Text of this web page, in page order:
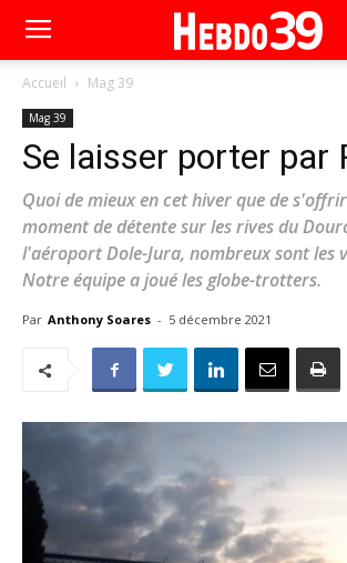
Accueil Mag 39
Mag 39
Se laisser porter par
Quoi de mieux en cet hiver que de
moment de détente sur les rives du
l'aéroport Dole-Jura, nombreux sont les
Notre équipe a joué les globe-trotters.
Par Anthony Soares - 5 décembre 2021